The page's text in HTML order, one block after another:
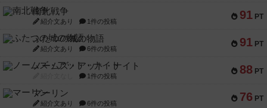
91 PT
南北戦争
紹介文あり 1件の投稿
91 PT
ふたつの城の物語
紹介文あり 6件の投稿
88 PT
ノームズ・アット・ナイト
1件の投稿
76 PT
マーリン
紹介文あり 6件の投稿